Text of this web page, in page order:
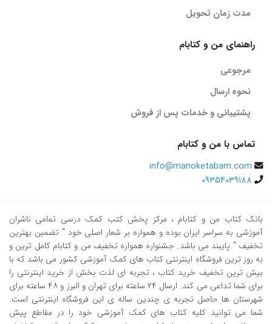
مدت زمان تحویل
راهنمای من و کتابام
مرجوعی
نحوه ارسال
پشتیبانی و خدمات پس از فروش
تماس با من و کتابام
info@manoketabam.com
09354039188
بانک کتاب من و کتابام ، مرکز پخش کتب کمک درسی تمامی ناشران
آموزشی به سراسر ایران بوده و همواره بر شعار اصلی خود " تضمین بهترین
تخفیف " پایبند می باشد. جشنواره همواره تخفیف من و کتابام کامل ترین و
به روز ترین فروشگاه اینترنتی کتاب های کمک آموزشی کشور می باشد که با
بیش ترین تخفیف خرید کتاب ، تجربه ای لذت بخش از خرید اینترنتی را
برای شما تداعی می کند. ارسال ٢٤ ساعته برای تهران و البرز و ٤٨ ساعته برای
شهرستان ها حاصل تجربه ی چندین ساله ی این فروشگاه اینترنتی است.
شما می توانید کلیه کتاب های کمک آموزشی خود را در مقاطع پیش